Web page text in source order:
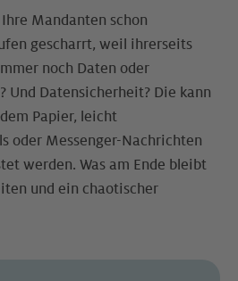
Mandanten schon
gescharrt, weil ihrerseits
noch Daten oder
Und Datensicherheit? Die kann
Papier, leicht
oder Messenger-Nachrichten
werden. Was am Ende bleibt
und ein chaotischer